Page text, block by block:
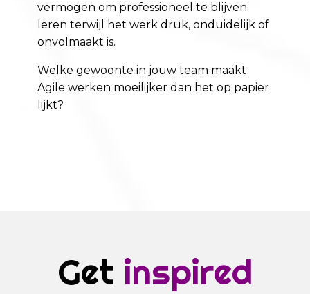
vermogen om professioneel te blijven
leren terwijl het werk druk, onduidelijk of
onvolmaakt is.
Welke gewoonte in jouw team maakt
Agile werken moeilijker dan het op papier
lijkt?
Get inspired